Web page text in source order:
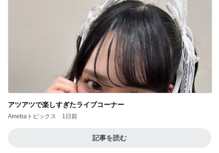
アツアツで楽しすぎたライブコーナー
Amebaトピックス 1日前
記事を読む